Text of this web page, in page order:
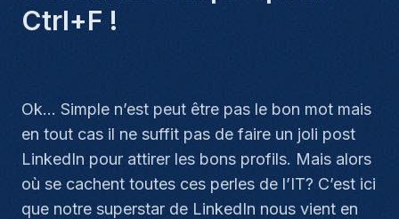
Ctrl+F !
Ok... Simple n’est peut être pas le bon mot mais
en tout cas il ne suffit pas de faire un joli post
LinkedIn pour attirer les bons profils. Mais alors
où se cachent toutes ces perles de l’IT? C’est ici
que notre superstar de LinkedIn nous vient en